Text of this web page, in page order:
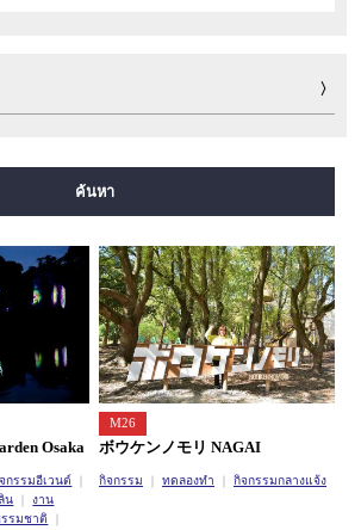
สายนิวแทรม
ค้นหา
Osaka
กรรมอีเวนต์
น
งาน
รรมชาติ
M26
ボウケンノモリ NAGAI
กิจกรรม ทดลองทำ กิจกรรมกลางแจ้ง